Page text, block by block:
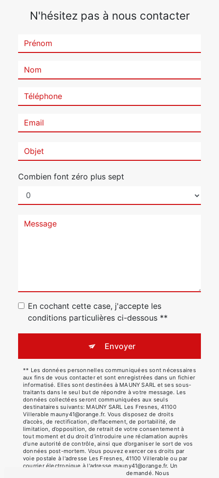
N'hésitez pas à nous contacter
Combien font zéro plus sept
En cochant cette case, j'accepte les
conditions particulières ci-dessous **
Envoyer
** Les données personnelles communiquées sont nécessaires
aux fins de vous contacter et sont enregistrées dans un fichier
informatisé. Elles sont destinées à MAUNY SARL et ses sous-
traitants dans le seul but de répondre à votre message. Les
données collectées seront communiquées aux seuls
destinataires suivants: MAUNY SARL Les Fresnes, 41100
Villerable mauny41@orange.fr. Vous disposez de droits
d’accès, de rectification, d’effacement, de portabilité, de
limitation, d’opposition, de retrait de votre consentement à
tout moment et du droit d’introduire une réclamation auprès
d’une autorité de contrôle, ainsi que d’organiser le sort de vos
données post-mortem. Vous pouvez exercer ces droits par
voie postale à l'adresse Les Fresnes, 41100 Villerable ou par
courrier électronique à l'adresse mauny41@orange.fr. Un
justificatif d'identité pourra vous être demandé. Nous